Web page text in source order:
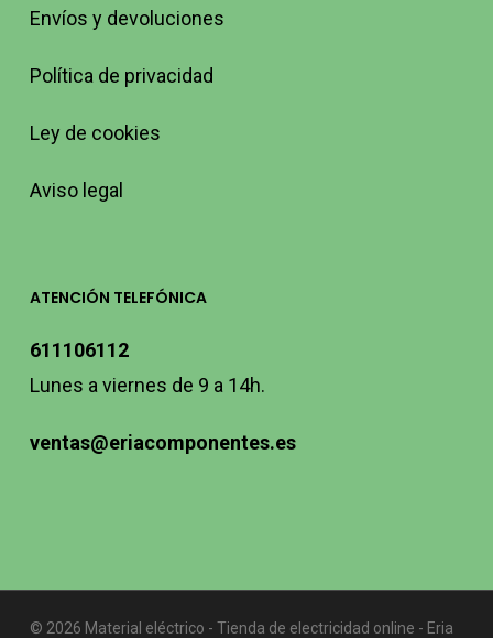
Envíos y devoluciones
Política de privacidad
Ley de cookies
Aviso legal
ATENCIÓN TELEFÓNICA
611106112
Lunes a viernes de 9 a 14h.
ventas@eriacomponentes.es
© 2026 Material eléctrico - Tienda de electricidad online - Eria